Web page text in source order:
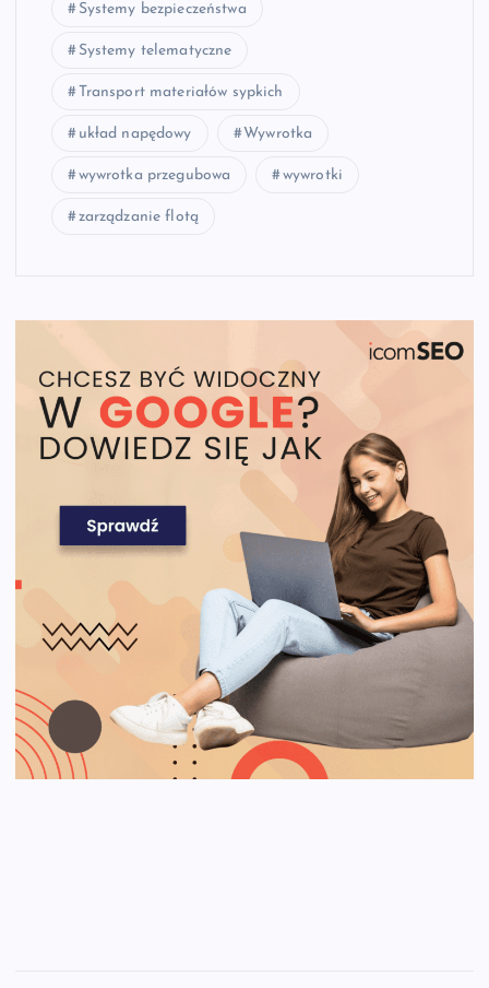
Systemy bezpieczeństwa
Systemy telematyczne
Transport materiałów sypkich
układ napędowy Wywrotka
wywrotka przegubowa wywrotki
zarządzanie flotą